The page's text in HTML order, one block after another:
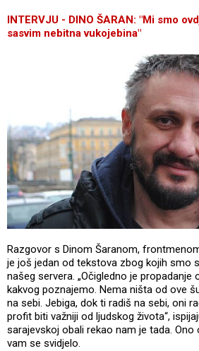
INTERVJU - DINO ŠARAN: "Mi smo
sasvim nebitna vukojebina"
Razgovor s Dinom Šaranom,
je još jedan od tekstova zbog kojih smo
našeg servera. „Očigledno je propadanje
kakvog poznajemo. Nema ništa od ove
na sebi. Jebiga, dok ti radiš na sebi, oni
profit biti važniji od ljudskog života“,
sarajevskoj obali rekao nam je tada.
vam se svidjelo.